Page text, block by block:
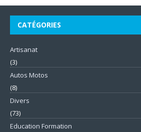
CATÉGORIES
Artisanat
(3)
Autos Motos
(8)
Divers
(73)
Education Formation